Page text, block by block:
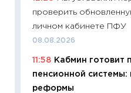
проверить
личном кабинете ПФУ
08.08.2026
11:58 Кабмин готовит
пенсионной системы:
реформы